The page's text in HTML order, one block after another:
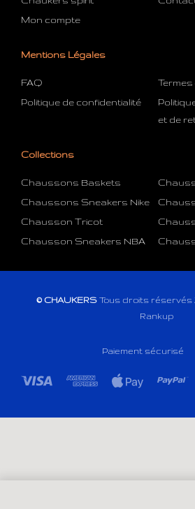
Mon compte
Mentions Légales
FAQ
Politique de confidentialité
et de
Collections
Chaussons Baskets
Chaussons Sneakers Nike
Chausson Tricot
Chausson Sneakers NBA
© CHAUKERS Tous droits réservés
Rankup
Paiement sécurisé